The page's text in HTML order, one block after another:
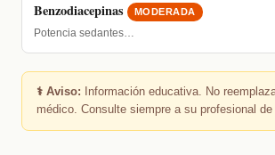
Benzodiacepinas MODERADA
Potencia sedantes…
⚕️ Aviso: Información educativa. No
médico. Consulte siempre a su profesional de